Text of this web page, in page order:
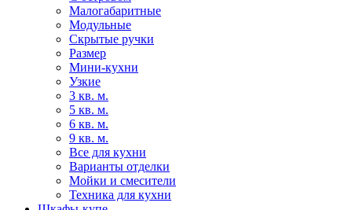
Малогабаритные
Модульные
Скрытые ручки
Размер
Мини-кухни
Узкие
3 кв. м.
5 кв. м.
6 кв. м.
9 кв. м.
Все для кухни
Варианты отделки
Мойки и смесители
Техника для кухни